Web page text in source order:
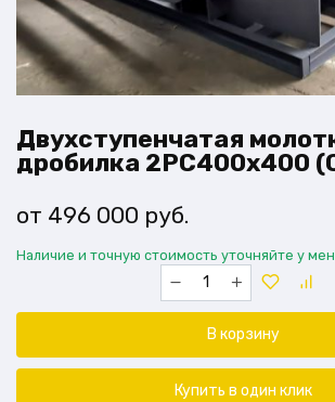
Двухступенчатая
дробилка 2PC400x400
496 000 руб.
Наличие и точную стоимость уточняйте у
Количество
товара
Двухступенчатая
молотковая
2PC400x400
(СМД-114)
В корзину
Купить в один клик